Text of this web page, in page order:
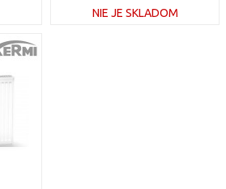
NIE JE SKLADOM